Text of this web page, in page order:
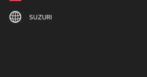
SUZURI